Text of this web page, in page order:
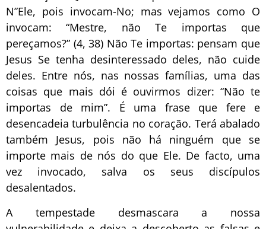
N”Ele, pois invocam-No; mas vejamos como O
invocam: “Mestre, não Te importas que
pereçamos?” (4, 38) Não Te importas: pensam que
Jesus Se tenha desinteressado deles, não cuide
deles. Entre nós, nas nossas famílias, uma das
coisas que mais dói é ouvirmos dizer: “Não te
importas de mim”. É uma frase que fere e
desencadeia turbulência no coração. Terá abalado
também Jesus, pois não há ninguém que se
importe mais de nós do que Ele. De facto, uma
vez invocado, salva os seus discípulos
desalentados.
A tempestade desmascara a nossa